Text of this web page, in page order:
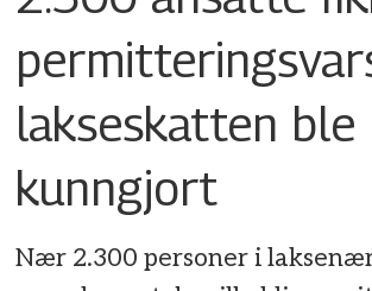
lakseskatten ble
kunngjort
Nær 2.300 personer i